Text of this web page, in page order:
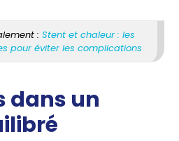
: Stent et chaleur : les
pour éviter les complications
dans un